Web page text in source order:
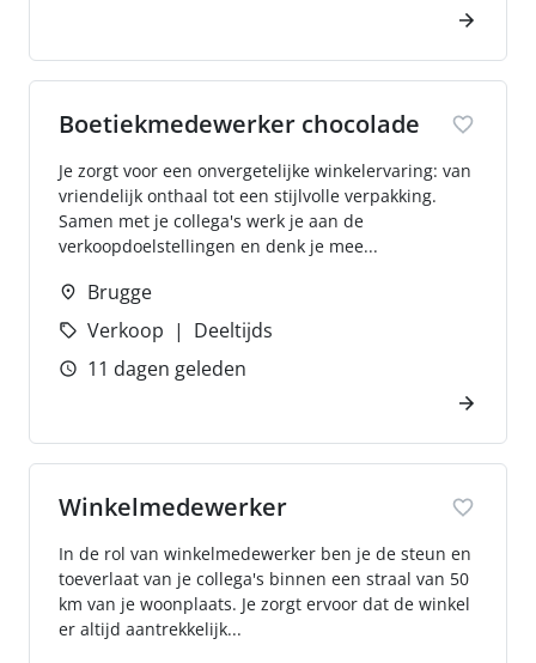
Boetiekmedewerker chocolade
Je zorgt voor een onvergetelijke winkelervaring: van
vriendelijk onthaal tot een stijlvolle verpakking.
Samen met je collega's werk je aan de
verkoopdoelstellingen en denk je mee...
Brugge
Verkoop
Deeltijds
11 dagen geleden
Winkelmedewerker
In de rol van winkelmedewerker ben je de steun en
toeverlaat van je collega's binnen een straal van 50
km van je woonplaats. Je zorgt ervoor dat de winkel
er altijd aantrekkelijk...